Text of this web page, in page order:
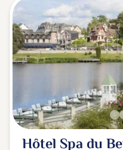
Hôtel Spa du